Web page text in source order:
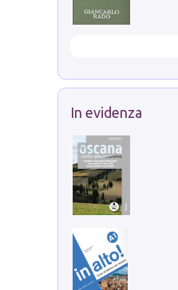
In evidenza